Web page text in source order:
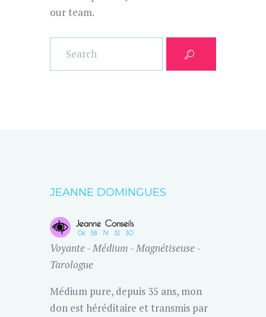
our team.
JEANNE DOMINGUES
Voyante - Médium - Magnétiseuse -
Tarologue
Médium pure, depuis 35 ans, mon
don est héréditaire et transmis par